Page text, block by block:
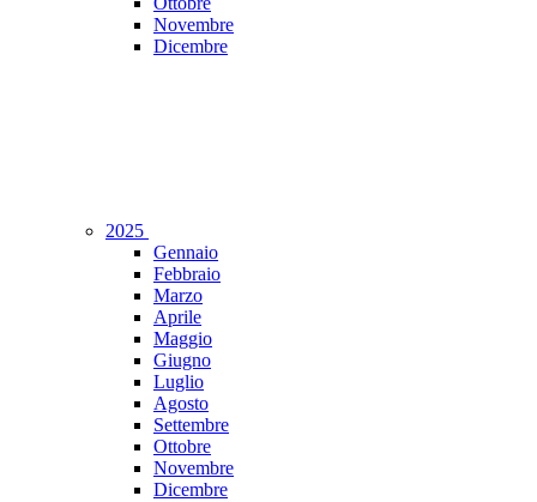
Novembre
Dicembre
2025
Gennaio
Febbraio
Marzo
Aprile
Maggio
Giugno
Luglio
Agosto
Settembre
Ottobre
Novembre
Dicembre